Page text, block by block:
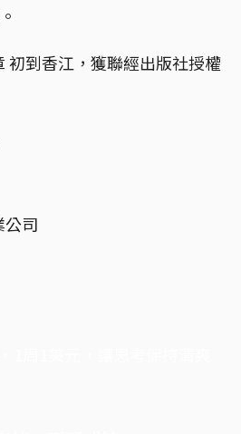
初到香江，獲聯經出版社授權
公司